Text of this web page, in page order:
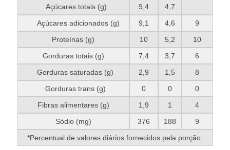
Açúcares totais (g) 9,4
4,7
Açúcares adicionados (g)
9,1 4,6
9
Proteínas (g)
10 5,2
10
Gorduras totais (g)
7,4 3,7
6
Gorduras saturadas (g)
2,9 1,5
8
Gorduras trans (g)
0 0
0
Fibras alimentares (g)
1,9 1
4
Sódio (mg)
376 188
9
*Percentual de valores diários fornecidos pela porção.